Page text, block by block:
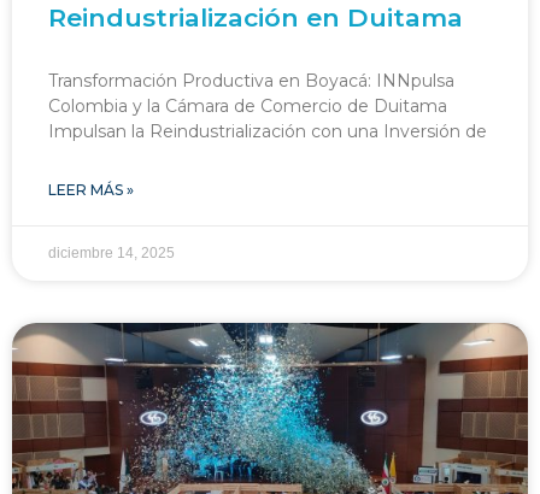
Reindustrialización en Duitama
Transformación Productiva en Boyacá: INNpulsa
Colombia y la Cámara de Comercio de Duitama
Impulsan la Reindustrialización con una Inversión de
LEER MÁS »
diciembre 14, 2025